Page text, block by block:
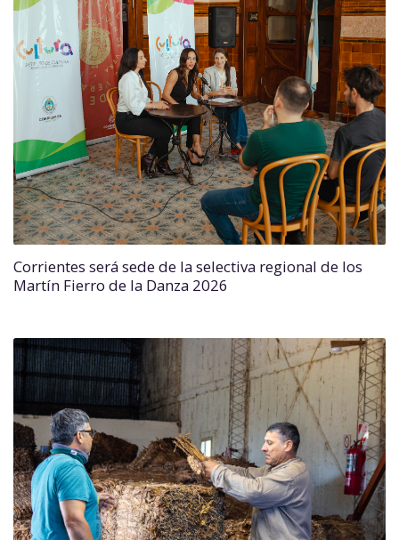
Corrientes será sede de la selectiva regional de los
Martín Fierro de la Danza 2026